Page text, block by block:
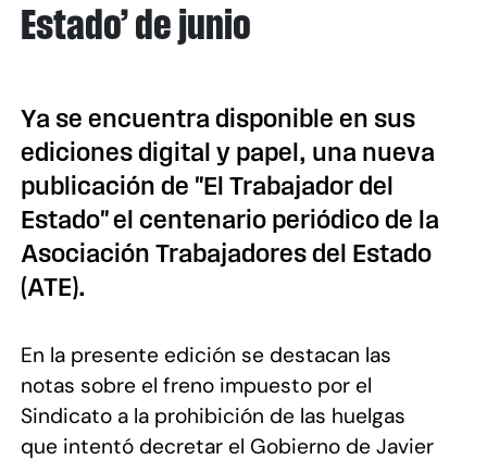
Estado’ de junio
Ya se encuentra disponible en sus
ediciones digital y papel, una nueva
publicación de "El Trabajador del
Estado" el centenario periódico de la
Asociación Trabajadores del Estado
(ATE).
En la presente edición se destacan las
notas sobre el freno impuesto por el
Sindicato a la prohibición de las huelgas
que intentó decretar el Gobierno de Javier